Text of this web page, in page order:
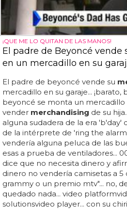
¡QUE ME LO QUITAN DE LAS MANOS!
El padre de Beyoncé vende
en un mercadillo en su
El padre de beyoncé vende su
mercadillo en su garaje... ¡barato,
beyoncé se monta un mercadillo
vender merchandising de su
alguna sudadera de la era
de la intérprete de 'ring the
vendería alguna peluca de las
esas a prueba de ventiladores...
dice que no necesita dinero y
dinero no vendería camisetas a 5
grammy o un premio mtv"... no,
quedado nada... video
solutionsvideo player... con su